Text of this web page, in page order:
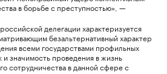
в борьбе с преступностью», —
делегации характеризуется
безальтернативный характер
всеми государствами профильных
значимость проведения в жизнь
сотрудничества в данной сфере с